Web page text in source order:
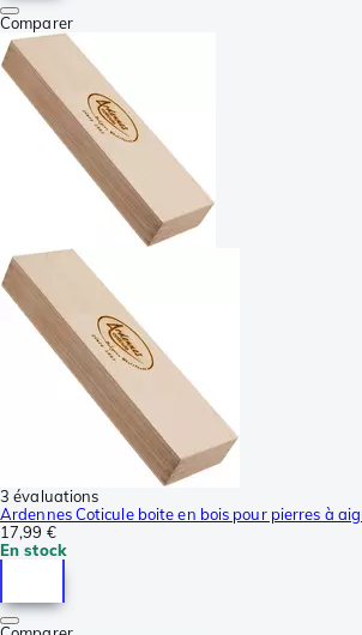
Comparer
3 évaluations
Ardennes Coticule boite en bois pour pierres à
17,99 €
En stock